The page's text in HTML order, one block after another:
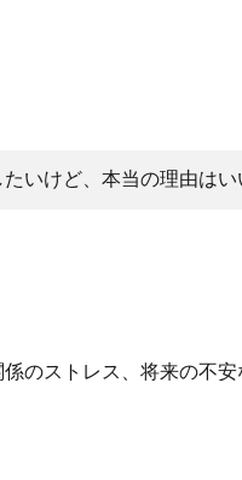
たいけど、本当の理由は
のストレス、将来の不安